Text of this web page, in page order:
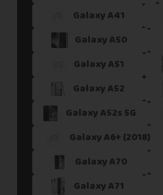
Galaxy A41
Galaxy A50
Galaxy A51
Galaxy A52
Galaxy A52s 5G
Galaxy A6+ (2018)
Galaxy A70
Galaxy A71